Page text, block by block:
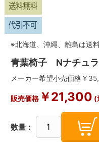
※北海道、沖縄、離島は送
青葉椅子 Nナチュ
メーカー希望小売価格￥
販売価格￥21,300 (
数量：